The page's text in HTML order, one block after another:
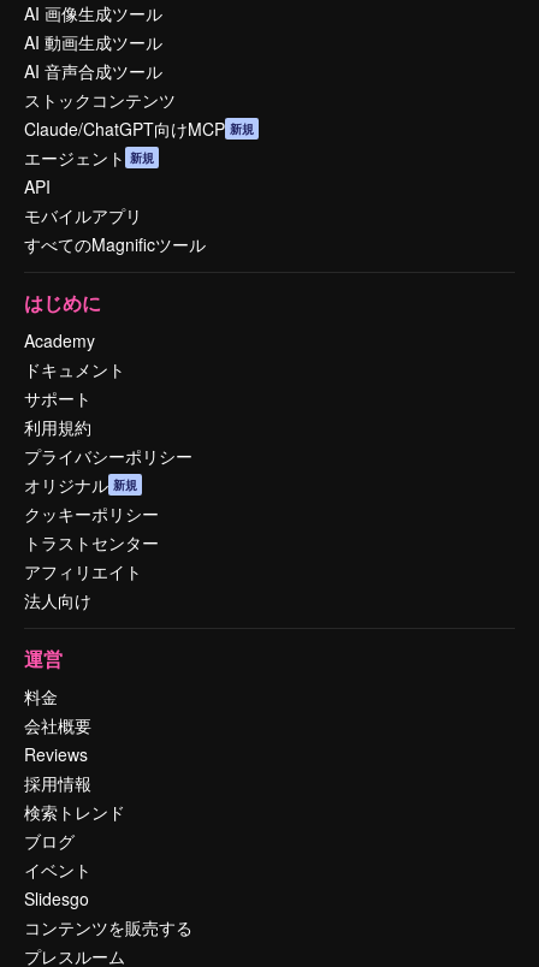
AI 画像生成ツール
AI 動画生成ツール
AI 音声合成ツール
ストックコンテンツ
Claude/ChatGPT向けMCP 新規
エージェント 新規
API
モバイルアプリ
すべてのMagnificツール
はじめに
Academy
ドキュメント
サポート
利用規約
プライバシーポリシー
オリジナル 新規
クッキーポリシー
トラストセンター
アフィリエイト
法人向け
運営
料金
会社概要
Reviews
採用情報
検索トレンド
ブログ
イベント
Slidesgo
コンテンツを販売する
プレスルーム